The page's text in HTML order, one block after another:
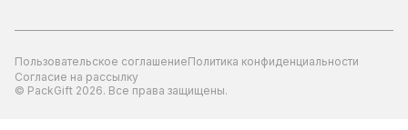
Пользовательское соглашениеПолитика конфиденциальности
Согласие на рассылку
© PackGift 2026. Все права защищены.